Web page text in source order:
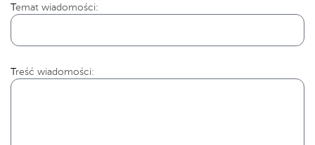
Temat wiadomości:
Treść wiadomości: